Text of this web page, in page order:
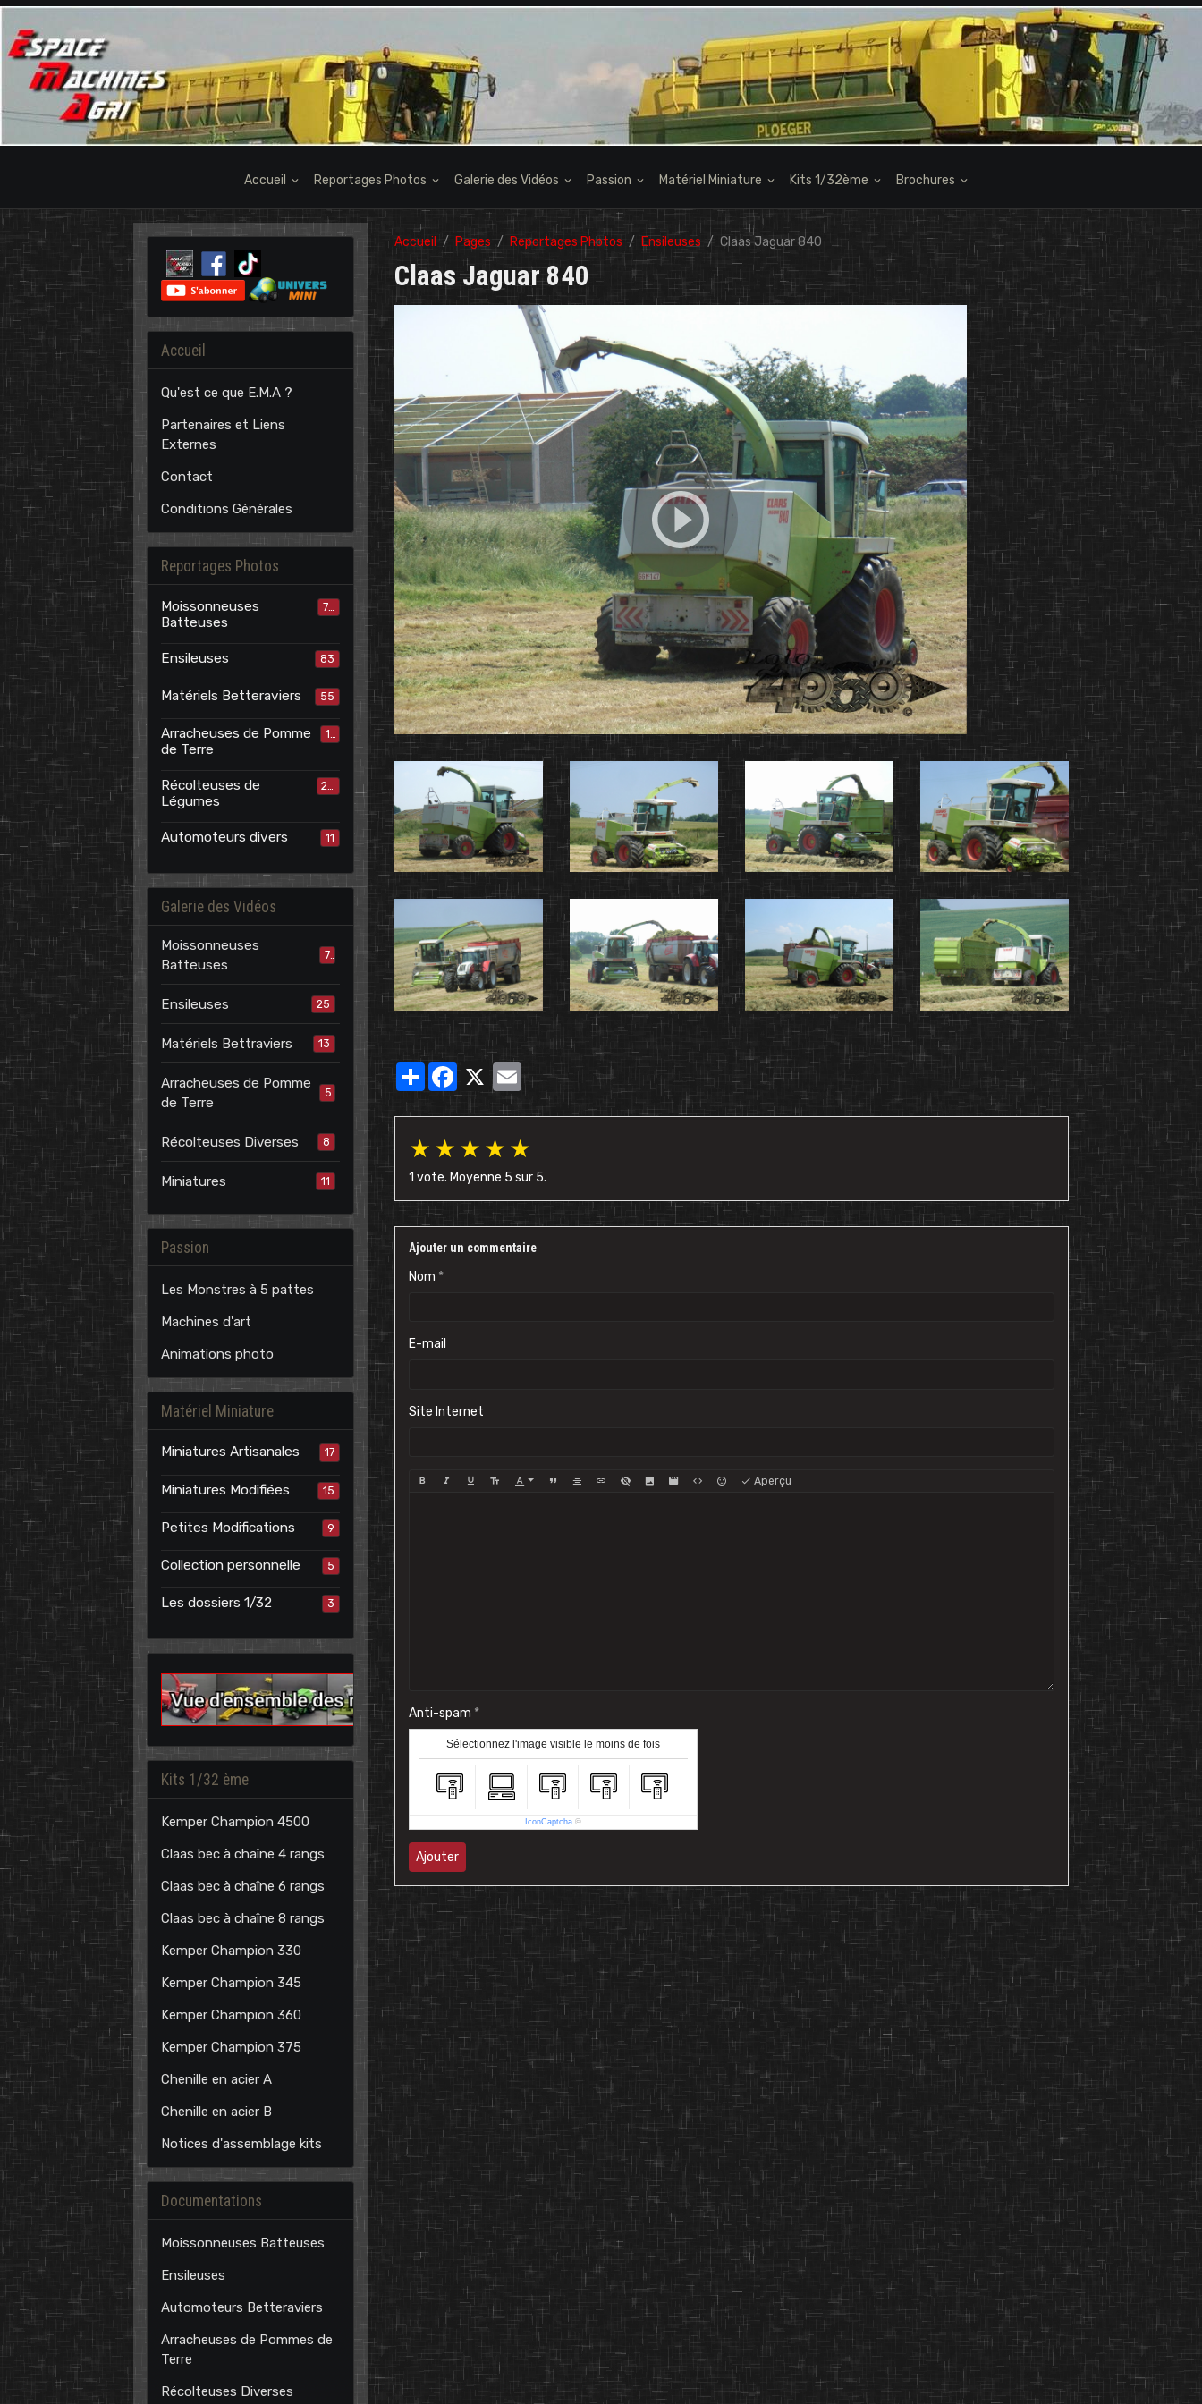
Accueil Reportages Photos Galerie des Vidéos Passion Matériel Miniature Kits 1/32ème Brochures
Accueil Pages Reportages Photos Ensileuses Claas Jaguar 840
Claas Jaguar 840
PartagerFacebook
X Email
★ ★ ★ ★ ★
1 vote. Moyenne 5 sur 5.
Ajouter un commentaire
Nom
E-mail
Site Internet
Aperçu
Anti-spam
Sélectionnez l'image visible le moins de fois
IconCaptcha©
Ajouter
Accueil
Qu'est ce que E.M.A ?
Partenaires et Liens
Externes
Contact
Conditions Générales
Reportages Photos
Moissonneuses
Batteuses
70
Ensileuses 83
Matériels Betteraviers 55
Arracheuses de Pomme
de Terre
15
Récolteuses de
Légumes
24
Automoteurs divers 11
Galerie des Vidéos
Moissonneuses
Batteuses
7
Ensileuses 25
Matériels Bettraviers 13
Arracheuses de Pomme
de Terre
5
Récolteuses Diverses 8
Miniatures 11
Passion
Les Monstres à 5 pattes
Machines d'art
Animations photo
Matériel Miniature
Miniatures Artisanales 17
Miniatures Modifiées 15
Petites Modifications 9
Collection personnelle 5
Les dossiers 1/32 3
Kits 1/32 ème
Kemper Champion 4500
Claas bec à chaîne 4 rangs
Claas bec à chaîne 6 rangs
Claas bec à chaîne 8 rangs
Kemper Champion 330
Kemper Champion 345
Kemper Champion 360
Kemper Champion 375
Chenille en acier A
Chenille en acier B
Notices d'assemblage kits
Documentations
Moissonneuses Batteuses
Ensileuses
Automoteurs Betteraviers
Arracheuses de Pommes de
Terre
Récolteuses Diverses